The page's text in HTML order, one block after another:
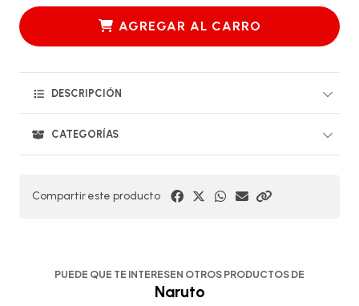
AGREGAR AL CARRO
DESCRIPCIÓN
CATEGORÍAS
Compartir este producto
PUEDE QUE TE INTERESEN OTROS PRODUCTOS DE
Naruto